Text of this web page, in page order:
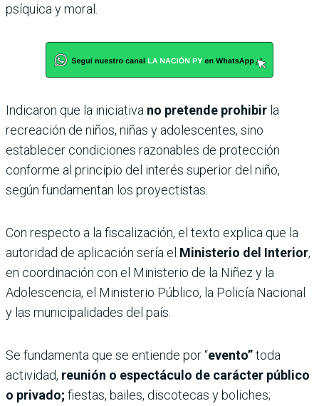
psíquica y moral.
Indicaron que la iniciativa no pretende prohibir la
recreación de niños, niñas y adolescentes, sino
establecer condiciones razonables de protección
conforme al principio del interés superior del niño,
según fundamentan los proyectistas.
Con respecto a la fiscalización, el texto explica que la
autoridad de aplicación sería el Ministerio del Interior,
en coordinación con el Ministerio de la Niñez y la
Adolescencia, el Ministerio Público, la Policía Nacional
y las municipalidades del país.
Se fundamenta que se entiende por “evento”toda
actividad, reunión o espectáculo de carácter público
o privado; fiestas, bailes, discotecas y boliches;